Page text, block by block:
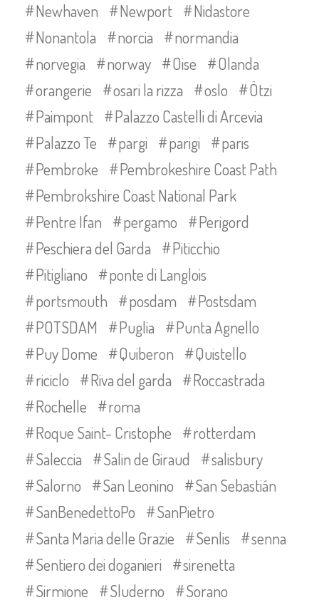
Newhaven
Newport
Nidastore
Nonantola
norcia
normandia
norvegia
norway Oise
Olanda
orangerie
osari la rizza oslo
Ötzi
Paimpont
Palazzo Castelli di Arcevia
Palazzo Te
pargi parigi
paris
Pembroke
Pembrokeshire Coast Path
Pembrokshire Coast National Park
Pentre Ifan
pergamo
Perigord
Peschiera del Garda
Piticchio
Pitigliano
ponte di Langlois
portsmouth
posdam
Postsdam
POTSDAM
Puglia
Punta Agnello
Puy Dome
Quiberon
Quistello
riciclo
Riva del garda
Roccastrada
Rochelle
roma
Roque Saint- Cristophe
rotterdam
Saleccia
Salin de Giraud
salisbury
Salorno
San Leonino
San Sebastián
SanBenedettoPo
SanPietro
Santa Maria delle Grazie
Senlis
senna
Sentiero dei doganieri
sirenetta
Sirmione
Sluderno
Sorano